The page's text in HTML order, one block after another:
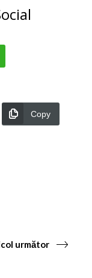
Copy
următor